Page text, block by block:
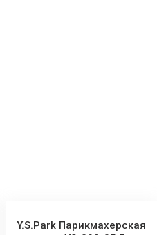
Y.S.Park Парикмахерская